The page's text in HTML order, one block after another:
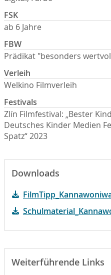
FSK
ab 6 Jahre
FBW
Prädikat "besonders
Verleih
Welkino Filmverleih
Festivals
Zlín Filmfestival: „Bester
Deutsches Kinder Medien
Spatz“ 2023
Downloads
Weiterführende Links